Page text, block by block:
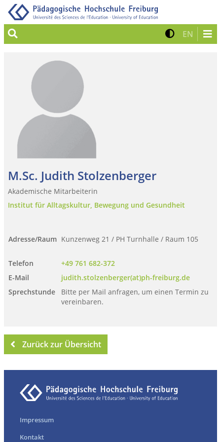
Suche Kontrast
EN Zur
M.Sc. Judith Stolzenberger
Akademische Mitarbeiterin
Institut für Alltagskultur, Bewegung und Gesundheit
Adresse/Raum Kunzenweg 21 / PH Turnhalle / Raum 105
Telefon
+49 761 682-372
E-Mail
judith.stolzenberger(at)ph-freiburg.de
Sprechstunde
Bitte per Mail anfragen, um einen Termin zu
vereinbaren.
Zurück zur Übersicht
Impressum
Kontakt